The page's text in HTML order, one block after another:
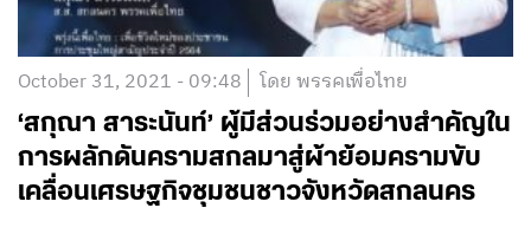
October 31, 2021 - 09:48 โดย พรรคเพื่อไทย
‘สกุณา สาระนันท์’ ผู้มีส่วนร่วมอย่างสำคัญใน
การผลักดันครามสกลมาสู่ผ้าย้อมครามขับ
เคลื่อนเศรษฐกิจชุมชนชาวจังหวัดสกลนคร